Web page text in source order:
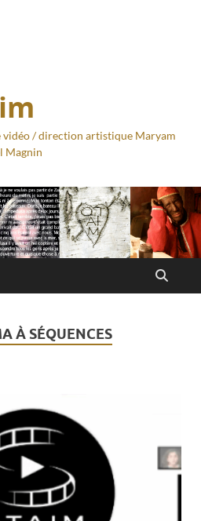
/ direction artistique Maryam
Magnin
À SÉQUENCES